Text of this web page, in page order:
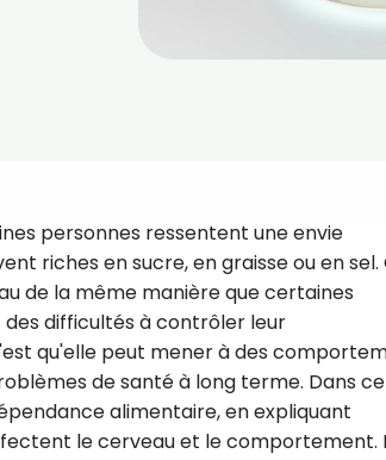
personnes ressentent une envie
riches en sucre, en graisse ou en sel.
de la même manière que certaines
difficultés à contrôler leur
qu'elle peut mener à des
de santé à long terme. Dans
alimentaire, en expliquant
le cerveau et le comportement.